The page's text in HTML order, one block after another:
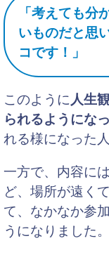
「考えても分
いものだと思
コです！」
このように人生
られるようにな
れる様になった
一方で、内容に
ど、場所が遠く
て、なかなか参
うになりました。